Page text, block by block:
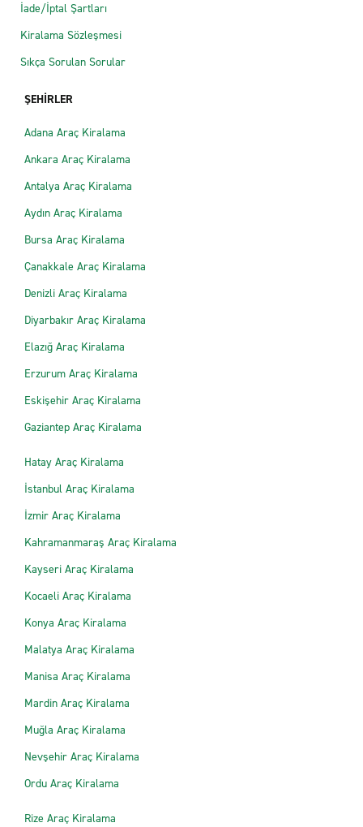
İade/İptal Şartları
Kiralama Sözleşmesi
Sıkça Sorulan Sorular
ŞEHİRLER
Adana Araç Kiralama
Ankara Araç Kiralama
Antalya Araç Kiralama
Aydın Araç Kiralama
Bursa Araç Kiralama
Çanakkale Araç Kiralama
Denizli Araç Kiralama
Diyarbakır Araç Kiralama
Elazığ Araç Kiralama
Erzurum Araç Kiralama
Eskişehir Araç Kiralama
Gaziantep Araç Kiralama
Hatay Araç Kiralama
İstanbul Araç Kiralama
İzmir Araç Kiralama
Kahramanmaraş Araç Kiralama
Kayseri Araç Kiralama
Kocaeli Araç Kiralama
Konya Araç Kiralama
Malatya Araç Kiralama
Manisa Araç Kiralama
Mardin Araç Kiralama
Muğla Araç Kiralama
Nevşehir Araç Kiralama
Ordu Araç Kiralama
Rize Araç Kiralama